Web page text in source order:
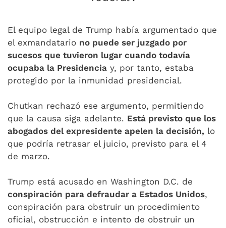
El equipo legal de Trump había argumentado que
el exmandatario no puede ser juzgado por
sucesos que tuvieron lugar cuando todavía
ocupaba la Presidencia y, por tanto, estaba
protegido por la inmunidad presidencial.
Chutkan rechazó ese argumento, permitiendo
que la causa siga adelante. Está previsto que los
abogados del expresidente apelen la decisión, lo
que podría retrasar el juicio, previsto para el 4
de marzo.
Trump está acusado en Washington D.C. de
conspiración para defraudar a Estados Unidos,
conspiración para obstruir un procedimiento
oficial, obstrucción e intento de obstruir un